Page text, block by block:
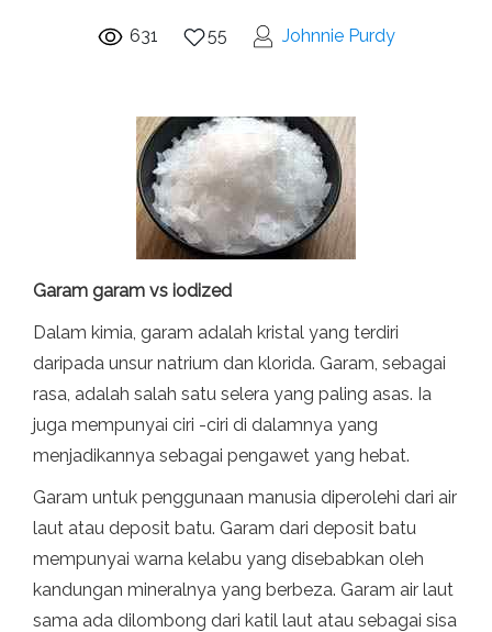
631 55 Johnnie Purdy
Garam garam vs iodized
Dalam kimia, garam adalah kristal yang terdiri
daripada unsur natrium dan klorida. Garam, sebagai
rasa, adalah salah satu selera yang paling asas. Ia
juga mempunyai ciri -ciri di dalamnya yang
menjadikannya sebagai pengawet yang hebat.
Garam untuk penggunaan manusia diperolehi dari air
laut atau deposit batu. Garam dari deposit batu
mempunyai warna kelabu yang disebabkan oleh
kandungan mineralnya yang berbeza. Garam air laut
sama ada dilombong dari katil laut atau sebagai sisa